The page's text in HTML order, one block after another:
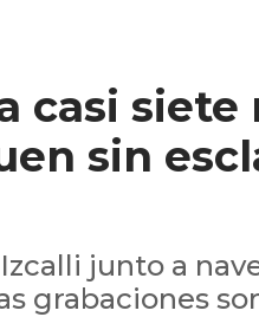
casi siete
sin
junto a
grabaciones